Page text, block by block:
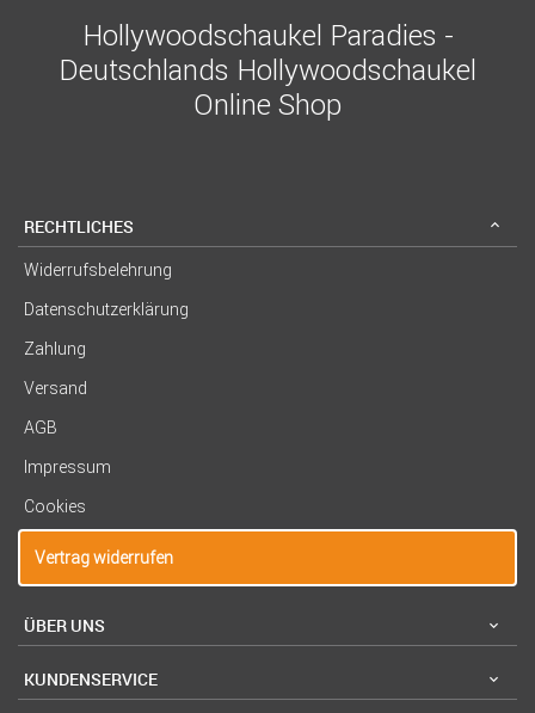
Hollywoodschaukel Paradies -
Deutschlands Hollywoodschaukel
Online Shop
RECHTLICHES
Widerrufsbelehrung
Datenschutzerklärung
Zahlung
Versand
AGB
Impressum
Cookies
Vertrag widerrufen
ÜBER UNS
KUNDENSERVICE